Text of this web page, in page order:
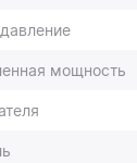
мощность